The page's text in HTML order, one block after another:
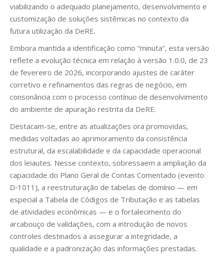
viabilizando o adequado planejamento, desenvolvimento e
customização de soluções sistêmicas no contexto da
futura utilização da DeRE.
Embora mantida a identificação como “minuta”, esta versão
reflete a evolução técnica em relação à versão 1.0.0, de 23
de fevereiro de 2026, incorporando ajustes de caráter
corretivo e refinamentos das regras de negócio, em
consonância com o processo contínuo de desenvolvimento
do ambiente de apuração restrita da DeRE.
Destacam-se, entre as atualizações ora promovidas,
medidas voltadas ao aprimoramento da consistência
estrutural, da escalabilidade e da capacidade operacional
dos leiautes. Nesse contexto, sobressaem a ampliação da
capacidade do Plano Geral de Contas Comentado (evento
D‑1011), a reestruturação de tabelas de domínio — em
especial a Tabela de Códigos de Tributação e as tabelas
de atividades econômicas — e o fortalecimento do
arcabouço de validações, com a introdução de novos
controles destinados a assegurar a integridade, a
qualidade e a padronização das informações prestadas.